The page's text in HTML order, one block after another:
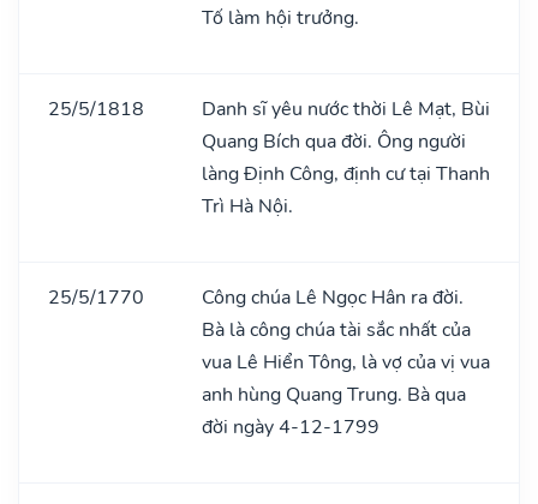
Tố làm hội trưởng.
25/5/1818
Danh sĩ yêu nước thời Lê Mạt, Bùi
Quang Bích qua đời. Ông người
làng Định Công, định cư tại Thanh
Trì Hà Nội.
25/5/1770
Công chúa Lê Ngọc Hân ra đời.
Bà là công chúa tài sắc nhất của
vua Lê Hiển Tông, là vợ của vị vua
anh hùng Quang Trung. Bà qua
đời ngày 4-12-1799